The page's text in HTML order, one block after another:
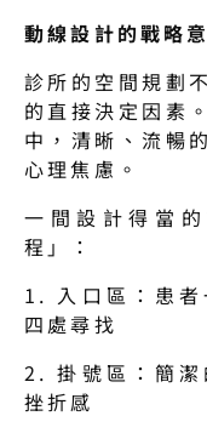
動線設計的戰略
診所的空間規劃
的直接決定因素
中，清晰、流暢
心理焦慮。
一間設計得當
程」：
1. 入口區：患者
四處尋找
2. 掛號區：簡潔
挫折感